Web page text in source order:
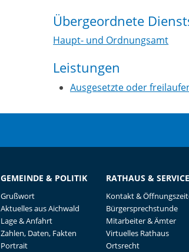
Übergeordnete
Haupt- und Ordnungsamt
Leistungen
Ausgesetzte oder
GEMEINDE & POLITIK
Grußwort
Aktuelles aus Aichwald
Lage & Anfahrt
Zahlen, Daten, Fakten
Portrait
RATHAUS & SERVICE
Kontakt &
Bürgersprechstunde
Mitarbeiter & Ämter
Virtuelles Rathaus
Ortsrecht